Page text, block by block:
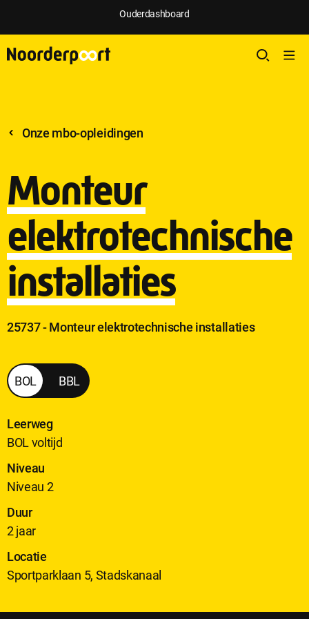
Ouderdashboard
Onze mbo-opleidingen
Monteur
elektrotechnische
installaties
25737 - Monteur elektrotechnische installaties
Monteur
elektrotechnische
BBL
BOL
Leerweg
BOL voltijd
Niveau
Niveau 2
Duur
2 jaar
Locatie
Sportparklaan 5, Stadskanaal